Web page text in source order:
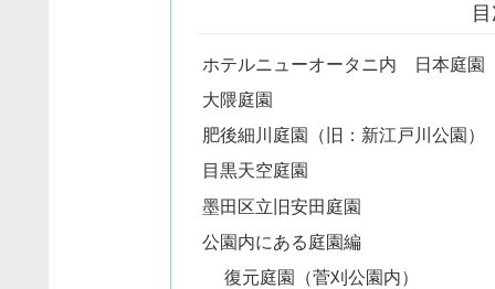
ホテルニューオータニ内 日本庭園
大隈庭園
肥後細川庭園（旧：新江戸川公園）
目黒天空庭園
墨田区立旧安田庭園
公園内にある庭園編
復元庭園（菅刈公園内）